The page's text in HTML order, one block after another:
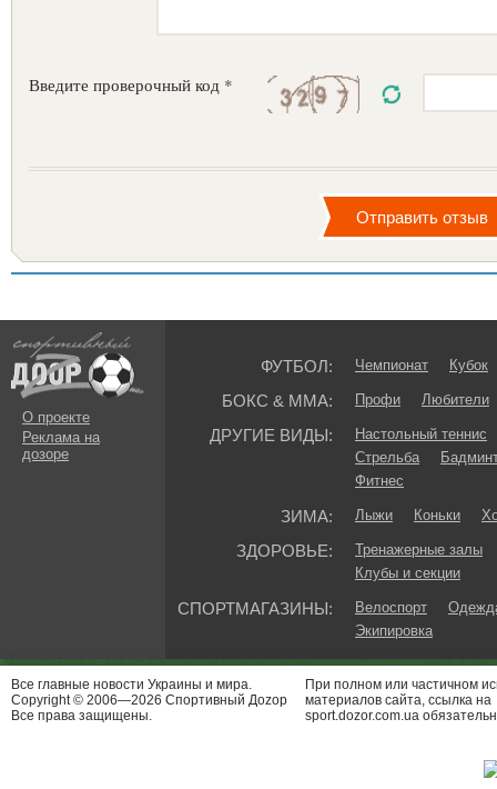
Введите проверочный код *
О проекте
Реклама на
дозоре
ФУТБОЛ: Чемпионат Кубок
БОКС & ММА: Профи Любители
ДРУГИЕ ВИДЫ:
Настольный теннис
Стрельба
Фитнес
ЗИМА: Лыжи Коньки
ЗДОРОВЬЕ:
Тренажерные залы
Клубы и секции
СПОРТМАГАЗИНЫ: Велоспорт
Экипировка
Все главные новости Украины и мира.
Copyright © 2006—2026 Спортивный Доzор
Все права защищены.
При полном или частичном
материалов сайта, ссылка на
sport.dozor.com.ua